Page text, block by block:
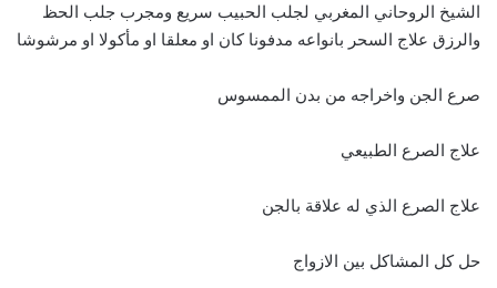
الشيخ الروحاني المغربي لجلب الحبيب سريع ومجرب جلب الحظ
والرزق علاج السحر بانواعه مدفونا كان او معلقا او مأكولا او مرشوشا
صرع الجن واخراجه من بدن الممسوس
علاج الصرع الطبيعي
علاج الصرع الذي له علاقة بالجن
حل كل المشاكل بين الازواج